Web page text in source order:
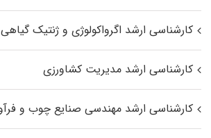
کارشناسی ارشد اگرواکولوژی و ژنتیک گیاهی
کارشناسی ارشد مدیریت کشاورزی
کارشناسی ارشد مهندسی صنایع چوب و